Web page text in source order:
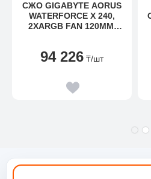
СЖО GIGABYTE AORUS
WATERFORCE X 240,
2XARGB FAN 120MM,
AM5, AM4, STRX4
94 226 ₸/шт